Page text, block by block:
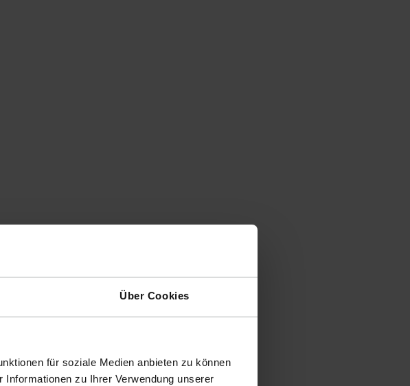
Über Cookies
für soziale Medien anbieten zu können
zu Ihrer Verwendung unserer